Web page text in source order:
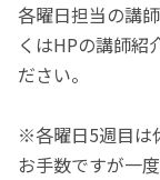
各曜日担当の講
くはHPの講師紹
ださい。
※各曜日5週目は
お手数ですが一